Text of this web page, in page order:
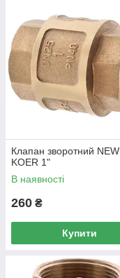
Клапан зворотний NEW
KOER 1"
В наявності
260 ₴
Купити